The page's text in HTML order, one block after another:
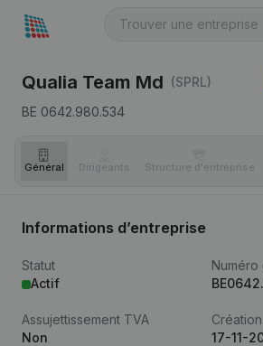
Qualia Team Md (SPRL)
BE 0642.980.534
Général Dirigeants Structure d'entreprise
Informations d’entreprise
Statut
Actif
Numéro
Assujettissement TVA
Non
Création
17-11-